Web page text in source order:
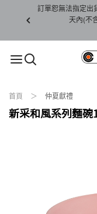
下水)，若
訂單恕無法指定出
天內(不
首頁 仲夏獻禮
新采和風系列麵碗